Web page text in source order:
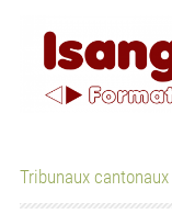
Alternatiba Léman 2026